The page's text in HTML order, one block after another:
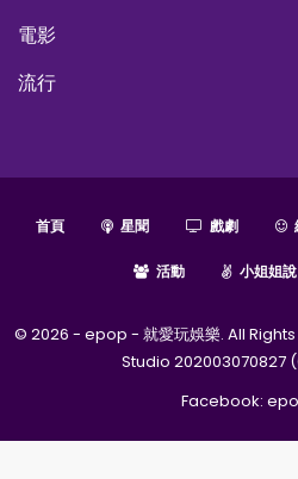
電影
流行
首頁 星聞 戲劇
活動 小姐姐說
© 2026 - epop - 就愛玩娛樂. All
Studio 202003070827
Facebook: